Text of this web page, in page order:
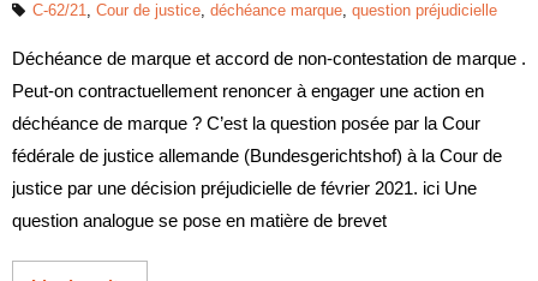
C-62/21, Cour de justice, déchéance marque, question préjudicielle
Déchéance de marque et accord de non-contestation de marque .
Peut-on contractuellement renoncer à engager une action en
déchéance de marque ? C’est la question posée par la Cour
fédérale de justice allemande (Bundesgerichtshof) à la Cour de
justice par une décision préjudicielle de février 2021. ici Une
question analogue se pose en matière de brevet